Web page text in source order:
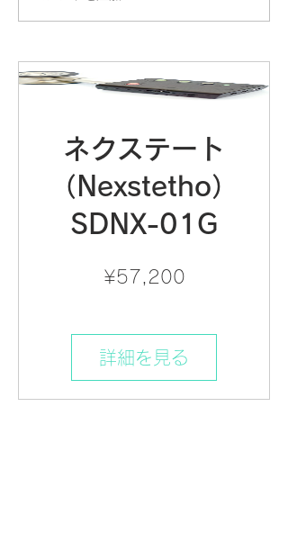
ネクステートとヘッドフ
CH510）をペアリング
ネクステート
（Nexstetho）
SDNX-01G
¥57,200価
詳細を見る